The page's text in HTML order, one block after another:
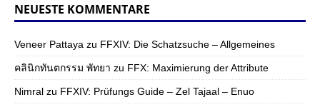
NEUESTE KOMMENTARE
Veneer Pattaya zu FFXIV: Die Schatzsuche – Allgemeines
คลินิกทันตกรรม พัทยา zu FFX: Maximierung der Attribute
Nimral zu FFXIV: Prüfungs Guide – Zel Tajaal – Enuo